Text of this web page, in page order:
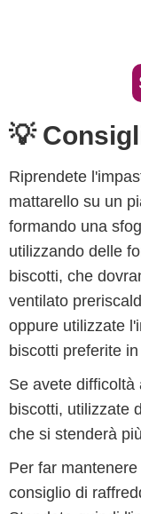
💡
Riprendete
mattarello su un
formando una
utilizzando delle
biscotti, che
ventilato
oppure utilizzate
biscotti preferite
Se avete
biscotti, utilizzate
che si stenderà
Per far
consiglio di